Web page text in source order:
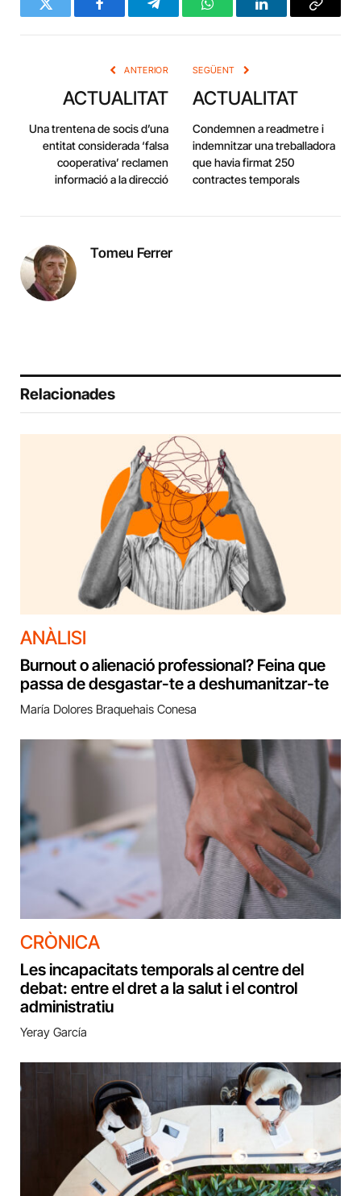
Twitter FacebookTelegramWhatsAppLinkedInCopy
ANTERIOR
ACTUALITAT
Una trentena de socis d’una
entitat considerada ‘falsa
cooperativa’ reclamen
informació a la direcció
SEGÜENT
ACTUALITAT
Condemnen a readmetre i
indemnitzar una treballadora
que havia firmat 250
contractes temporals
Tomeu Ferrer
Relacionades
ANÀLISI
Burnout o alienació professional? Feina que
passa de desgastar-te a deshumanitzar-te
María Dolores Braquehais Conesa
CRÒNICA
Les incapacitats temporals al centre del
debat: entre el dret a la salut i el control
administratiu
Yeray García